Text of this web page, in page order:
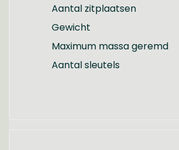
Aantal zitplaatsen
Gewicht
Maximum massa geremd
Aantal sleutels